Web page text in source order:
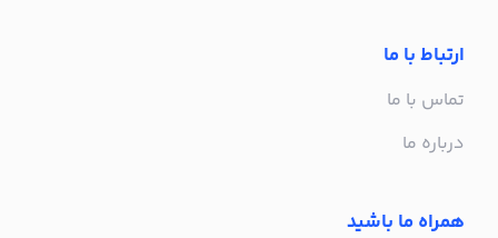
ارتباط با ما
تماس با ما
درباره ما
همراه ما باشید